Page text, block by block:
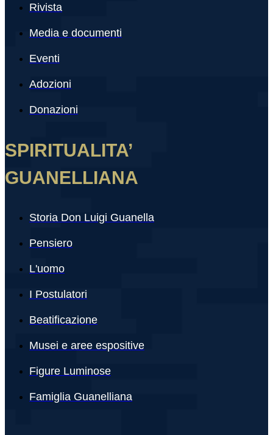
Rivista
Media e documenti
Eventi
Adozioni
Donazioni
SPIRITUALITA’
GUANELLIANA
Storia Don Luigi Guanella
Pensiero
L'uomo
I Postulatori
Beatificazione
Musei e aree espositive
Figure Luminose
Famiglia Guanelliana